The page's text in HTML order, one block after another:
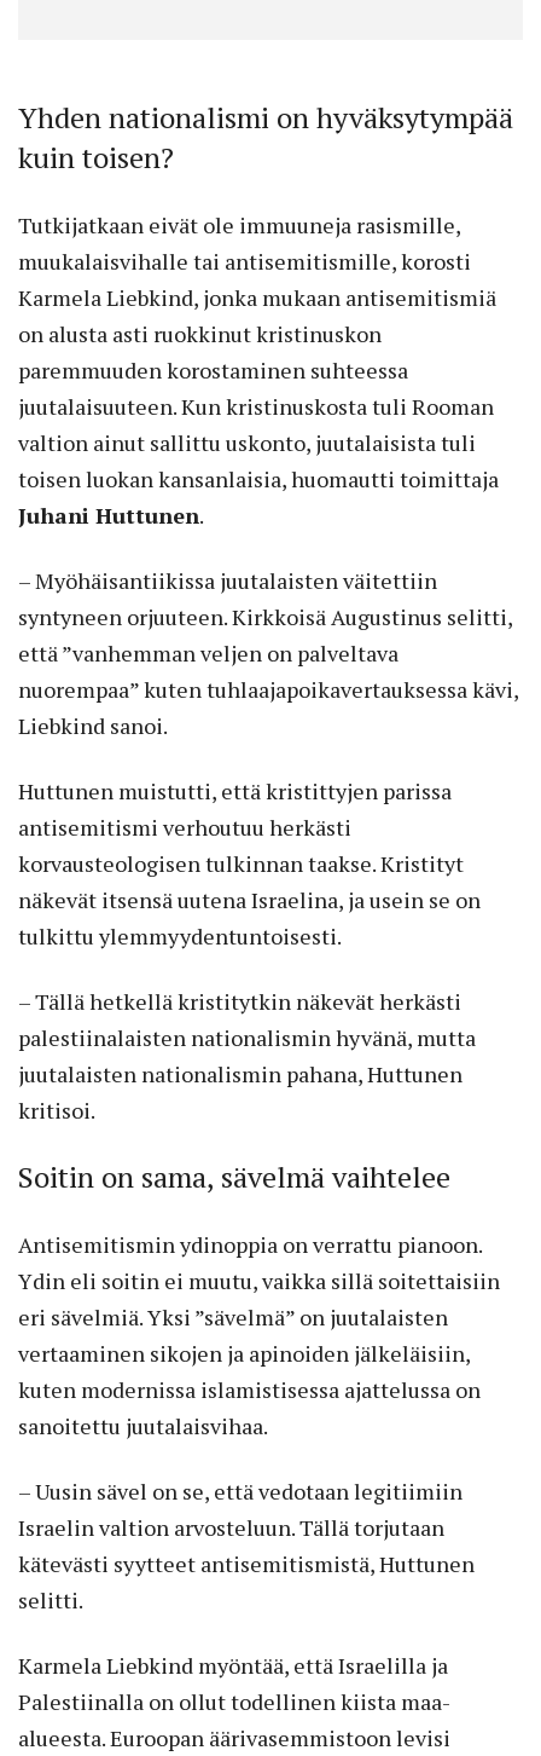
Yhden nationalismi on hyväksytympää
kuin toisen?
Tutkijatkaan eivät ole immuuneja rasismille,
muukalaisvihalle tai antisemitismille, korosti
Karmela Liebkind, jonka mukaan antisemitismiä
on alusta asti ruokkinut kristinuskon
paremmuuden korostaminen suhteessa
juutalaisuuteen. Kun kristinuskosta tuli Rooman
valtion ainut sallittu uskonto, juutalaisista tuli
toisen luokan kansanlaisia, huomautti toimittaja
Juhani Huttunen.
– Myöhäisantiikissa juutalaisten väitettiin
syntyneen orjuuteen. Kirkkoisä Augustinus selitti,
että ”vanhemman veljen on palveltava
nuorempaa” kuten tuhlaajapoikavertauksessa kävi,
Liebkind sanoi.
Huttunen muistutti, että kristittyjen parissa
antisemitismi verhoutuu herkästi
korvausteologisen tulkinnan taakse. Kristityt
näkevät itsensä uutena Israelina, ja usein se on
tulkittu ylemmyydentuntoisesti.
– Tällä hetkellä kristitytkin näkevät herkästi
palestiinalaisten nationalismin hyvänä, mutta
juutalaisten nationalismin pahana, Huttunen
kritisoi.
Soitin on sama, sävelmä vaihtelee
Antisemitismin ydinoppia on verrattu pianoon.
Ydin eli soitin ei muutu, vaikka sillä soitettaisiin
eri sävelmiä. Yksi ”sävelmä” on juutalaisten
vertaaminen sikojen ja apinoiden jälkeläisiin,
kuten modernissa islamistisessa ajattelussa on
sanoitettu juutalaisvihaa.
– Uusin sävel on se, että vedotaan legitiimiin
Israelin valtion arvosteluun. Tällä torjutaan
kätevästi syytteet antisemitismistä, Huttunen
selitti.
Karmela Liebkind myöntää, että Israelilla ja
Palestiinalla on ollut todellinen kiista maa-
alueesta. Euroopan äärivasemmistoon levisi